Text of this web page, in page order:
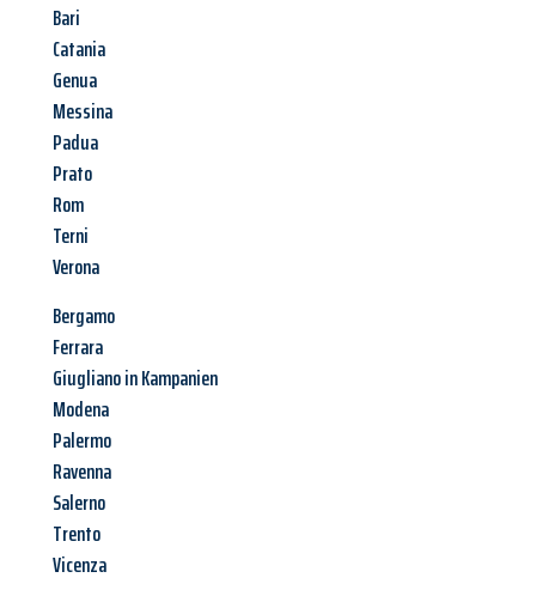
Bari
Catania
Genua
Messina
Padua
Prato
Rom
Terni
Verona
Bergamo
Ferrara
Giugliano in Kampanien
Modena
Palermo
Ravenna
Salerno
Trento
Vicenza